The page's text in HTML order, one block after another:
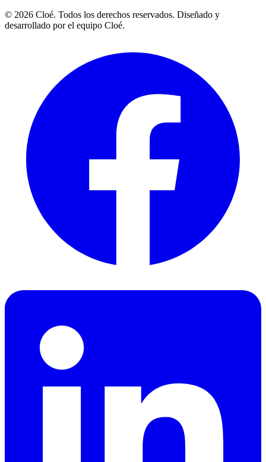
© 2026 Cloé. Todos los derechos reservados. Diseñado y
desarrollado por el equipo Cloé.